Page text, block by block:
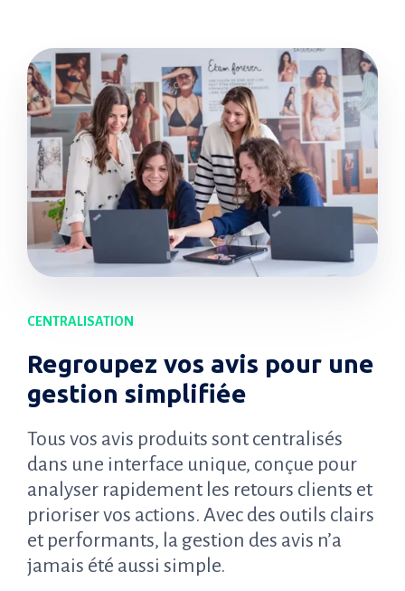
CENTRALISATION
Regroupez vos avis pour une
gestion simplifiée
Tous vos avis produits sont centralisés
dans une interface unique, conçue pour
analyser rapidement les retours clients et
prioriser vos actions. Avec des outils clairs
et performants, la gestion des avis n’a
jamais été aussi simple.